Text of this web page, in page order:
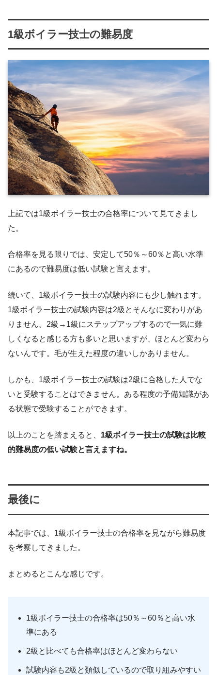
1級ボイラー技士の難易度
上記では1級ボイラー技士の合格率について見てきまし
た。
合格率を見る限りでは、安定して50％～60％と高い水準
にあるので難易度は低い試験と言えます。
続いて、1級ボイラー技士の試験内容にも少し触れます。
1級ボイラー技士の試験内容は2級とそんなに変わりがあ
りません。2級→1級にステップアップするので一気に難
しくなると感じる方も多いと思いますが、ほとんど変わら
ないんです。毛が生えた程度の違いしかありません。
しかも、1級ボイラー技士の試験は2級に合格した人でな
いと受験することはできません。ある程度の予備知識があ
る状態で受験することができます。
以上のことを踏まえると、 1級ボイラー技士の試験は比較
的難易度の低い試験と言えますね。
最後に
本記事では、1級ボイラー技士の合格率を見ながら難易度
を考察してきました。
まとめるとこんな感じです。
1級ボイラー技士の合格率は50％～60％と高い水
準にある
2級と比べても合格率はほとんど変わらない
試験内容も2級と類似しているので取り組みやすい